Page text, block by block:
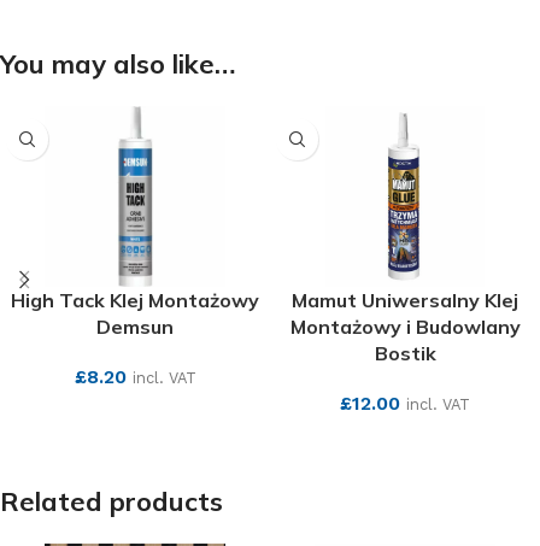
You may also like…
High Tack Klej Montażowy
Demsun
£8.20 incl. VAT
Mamut Uniwersalny Klej
Montażowy i Budowlany
Bostik
£12.00 incl. VAT
Related products